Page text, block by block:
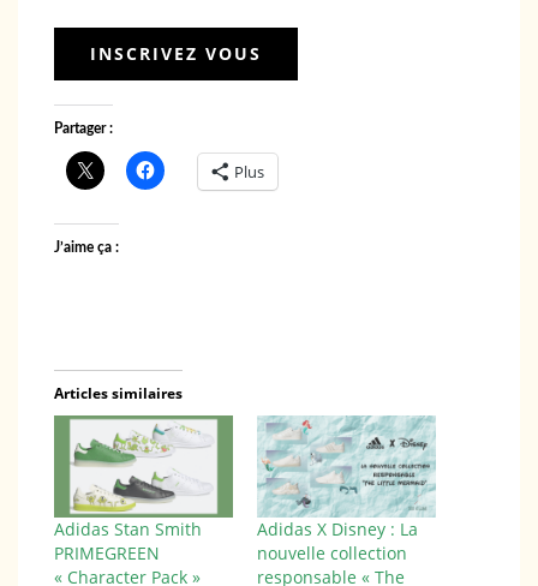
Partager :
Plus
J’aime ça :
Articles similaires
Adidas Stan Smith
PRIMEGREEN
« Character Pack »
Adidas X Disney : La
nouvelle collection
responsable « The